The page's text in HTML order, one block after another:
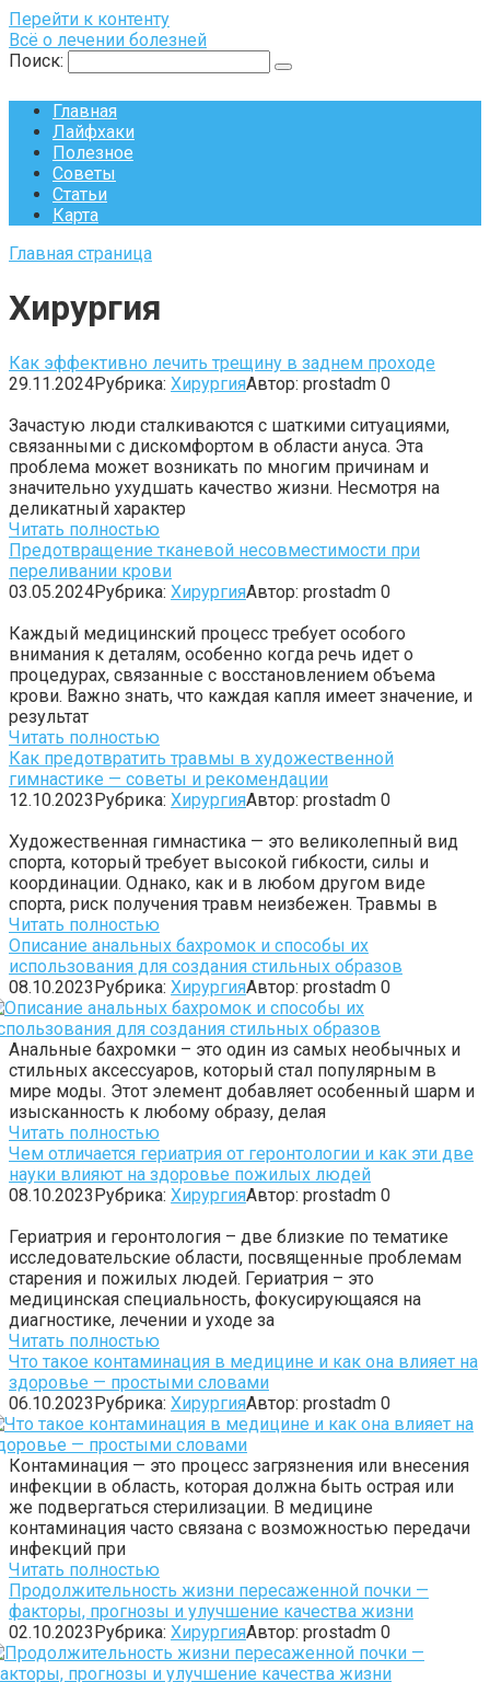
Перейти к контенту
Всё о лечении болезней
Поиск:
Главная
Лайфхаки
Полезное
Советы
Статьи
Карта
Главная страница
Хирургия
Как эффективно лечить трещину в заднем проходе
29.11.2024Рубрика: ХирургияАвтор: prostadm 0
Зачастую люди сталкиваются с шаткими ситуациями,
связанными с дискомфортом в области ануса. Эта
проблема может возникать по многим причинам и
значительно ухудшать качество жизни. Несмотря на
деликатный характер
Читать полностью
Предотвращение тканевой несовместимости при
переливании крови
03.05.2024Рубрика: ХирургияАвтор: prostadm 0
Каждый медицинский процесс требует особого
внимания к деталям, особенно когда речь идет о
процедурах, связанные с восстановлением объема
крови. Важно знать, что каждая капля имеет значение, и
результат
Читать полностью
Как предотвратить травмы в художественной
гимнастике — советы и рекомендации
12.10.2023Рубрика: ХирургияАвтор: prostadm 0
Художественная гимнастика — это великолепный вид
спорта, который требует высокой гибкости, силы и
координации. Однако, как и в любом другом виде
спорта, риск получения травм неизбежен. Травмы в
Читать полностью
Описание анальных бахромок и способы их
использования для создания стильных образов
08.10.2023Рубрика: ХирургияАвтор: prostadm 0
Анальные бахромки – это один из самых необычных и
стильных аксессуаров, который стал популярным в
мире моды. Этот элемент добавляет особенный шарм и
изысканность к любому образу, делая
Читать полностью
Чем отличается гериатрия от геронтологии и как эти две
науки влияют на здоровье пожилых людей
08.10.2023Рубрика: ХирургияАвтор: prostadm 0
Гериатрия и геронтология – две близкие по тематике
исследовательские области, посвященные проблемам
старения и пожилых людей. Гериатрия – это
медицинская специальность, фокусирующаяся на
диагностике, лечении и уходе за
Читать полностью
Что такое контаминация в медицине и как она влияет на
здоровье — простыми словами
06.10.2023Рубрика: ХирургияАвтор: prostadm 0
Контаминация — это процесс загрязнения или внесения
инфекции в область, которая должна быть острая или
же подвергаться стерилизации. В медицине
контаминация часто связана с возможностью передачи
инфекций при
Читать полностью
Продолжительность жизни пересаженной почки —
факторы, прогнозы и улучшение качества жизни
02.10.2023Рубрика: ХирургияАвтор: prostadm 0